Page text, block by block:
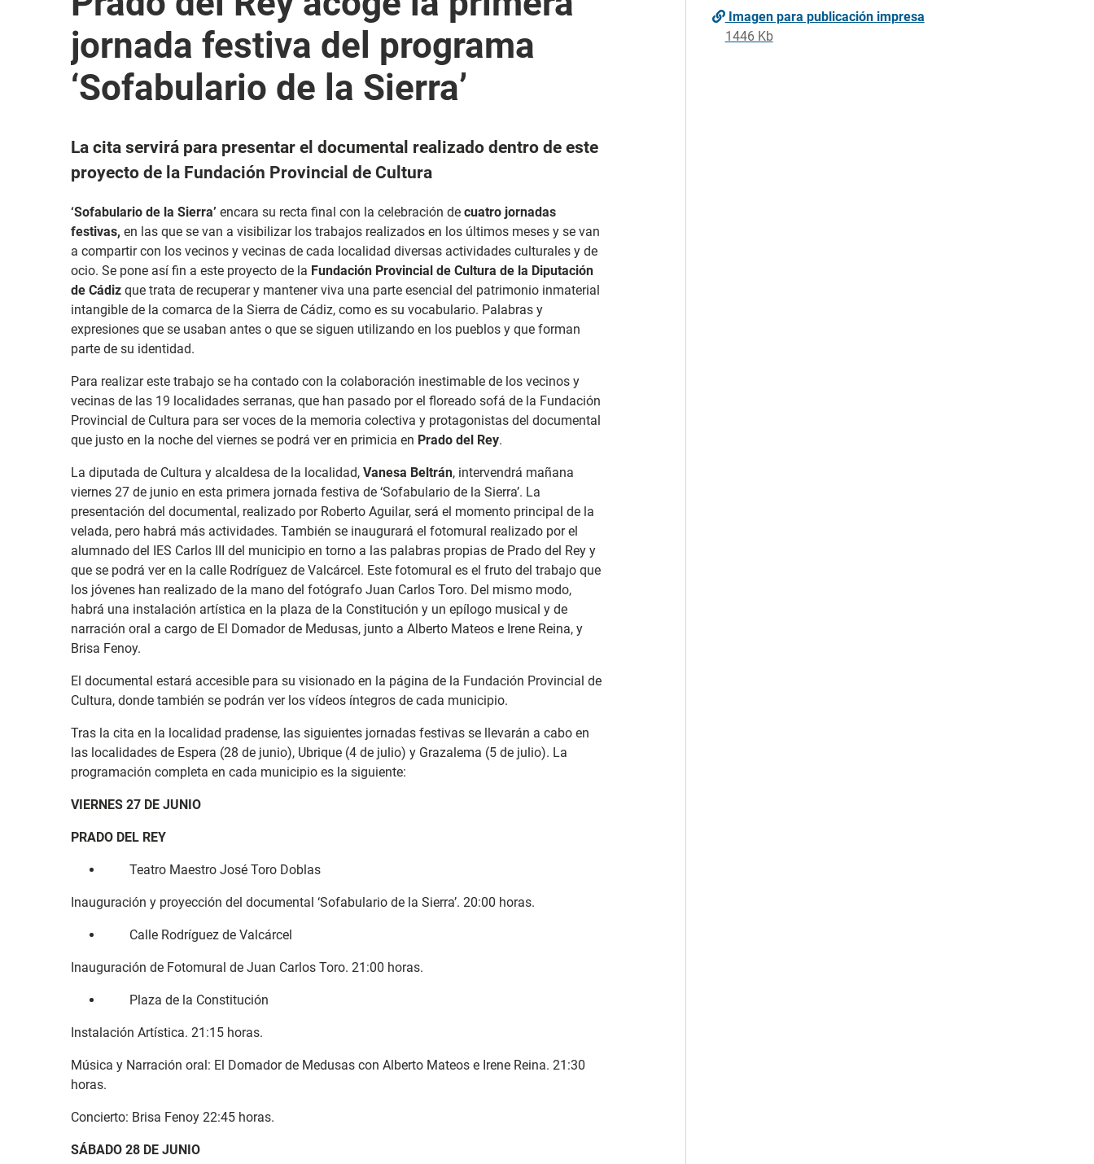
jornada festiva del programa
‘Sofabulario de la Sierra’
La cita servirá para presentar el documental realizado dentro de este
proyecto de la Fundación Provincial de Cultura
‘Sofabulario de la Sierra’ encara su recta final con la celebración de cuatro jornadas
festivas, en las que se van a visibilizar los trabajos realizados en los últimos meses y se van
a compartir con los vecinos y vecinas de cada localidad diversas actividades culturales y de
ocio. Se pone así fin a este proyecto de la Fundación Provincial de Cultura de la Diputación
de Cádiz que trata de recuperar y mantener viva una parte esencial del patrimonio inmaterial
intangible de la comarca de la Sierra de Cádiz, como es su vocabulario. Palabras y
expresiones que se usaban antes o que se siguen utilizando en los pueblos y que forman
parte de su identidad.
Para realizar este trabajo se ha contado con la colaboración inestimable de los vecinos y
vecinas de las 19 localidades serranas, que han pasado por el floreado sofá de la Fundación
Provincial de Cultura para ser voces de la memoria colectiva y protagonistas del documental
que justo en la noche del viernes se podrá ver en primicia en Prado del Rey.
La diputada de Cultura y alcaldesa de la localidad, Vanesa Beltrán, intervendrá mañana
viernes 27 de junio en esta primera jornada festiva de ‘Sofabulario de la Sierra’. La
presentación del documental, realizado por Roberto Aguilar, será el momento principal de la
velada, pero habrá más actividades. También se inaugurará el fotomural realizado por el
alumnado del IES Carlos III del municipio en torno a las palabras propias de Prado del Rey y
que se podrá ver en la calle Rodríguez de Valcárcel. Este fotomural es el fruto del trabajo que
los jóvenes han realizado de la mano del fotógrafo Juan Carlos Toro. Del mismo modo,
habrá una instalación artística en la plaza de la Constitución y un epílogo musical y de
narración oral a cargo de El Domador de Medusas, junto a Alberto Mateos e Irene Reina, y
Brisa Fenoy.
El documental estará accesible para su visionado en la página de la Fundación Provincial de
Cultura, donde también se podrán ver los vídeos íntegros de cada municipio.
Tras la cita en la localidad pradense, las siguientes jornadas festivas se llevarán a cabo en
las localidades de Espera (28 de junio), Ubrique (4 de julio) y Grazalema (5 de julio). La
programación completa en cada municipio es la siguiente:
VIERNES 27 DE JUNIO
PRADO DEL REY
Teatro Maestro José Toro Doblas
Inauguración y proyección del documental ‘Sofabulario de la Sierra’. 20:00 horas.
Calle Rodríguez de Valcárcel
Inauguración de Fotomural de Juan Carlos Toro. 21:00 horas.
Plaza de la Constitución
Instalación Artística. 21:15 horas.
Música y Narración oral: El Domador de Medusas con Alberto Mateos e Irene Reina. 21:30
horas.
Concierto: Brisa Fenoy 22:45 horas.
SÁBADO 28 DE JUNIO
Imagen para publicación impresa
1446 Kb